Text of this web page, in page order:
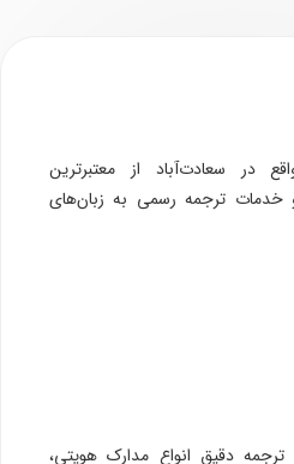
در سعادت‌آباد از معتبرترین
خدمات ترجمه رسمی به زبان‌های
دقیق انواع مدارک هویتی،